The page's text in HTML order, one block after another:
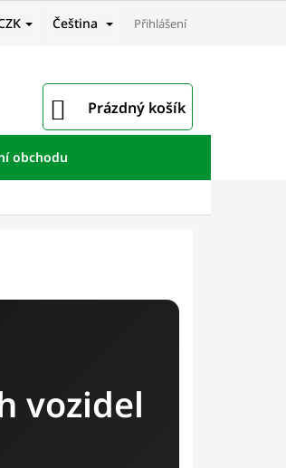
Čeština Přihlášení
NÁKUPNÍ
KOŠÍK
Prázdný košík
obchodu
vozidel